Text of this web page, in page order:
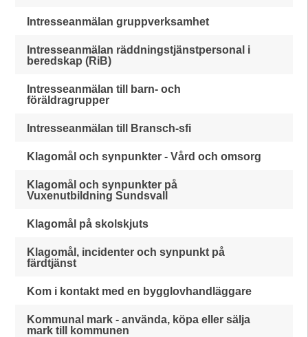
Intresseanmälan gruppverksamhet
Intresseanmälan räddningstjänstpersonal i
beredskap (RiB)
Intresseanmälan till barn- och
föräldragrupper
Intresseanmälan till Bransch-sfi
Klagomål och synpunkter - Vård och omsorg
Klagomål och synpunkter på
Vuxenutbildning Sundsvall
Klagomål på skolskjuts
Klagomål, incidenter och synpunkt på
färdtjänst
Kom i kontakt med en bygglovhandläggare
Kommunal mark - använda, köpa eller sälja
mark till kommunen